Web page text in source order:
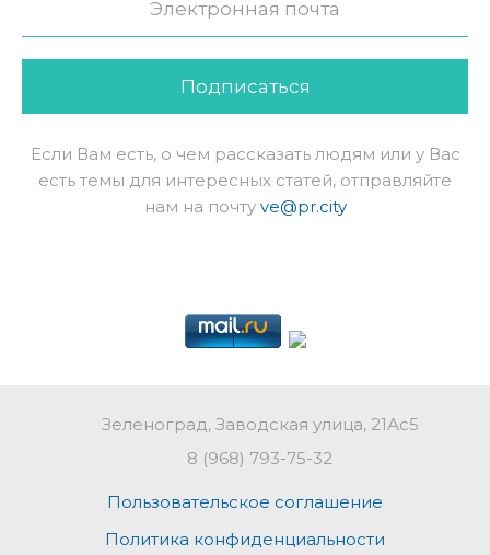
Подписаться
Если Вам есть, о чем рассказать людям или у Вас
есть темы для интересных статей, отправляйте
нам на почту ve@pr.city
Зеленоград, Заводская улица, 21Ас5
8 (968) 793-75-32
Пользовательское соглашение
Политика конфиденциальности